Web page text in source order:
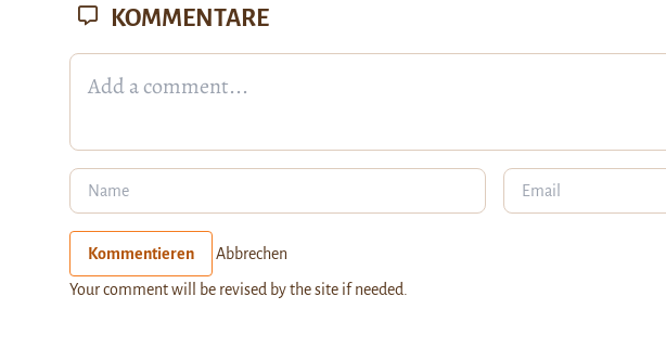
KOMMENTARE
Kommentieren Abbrechen
Your comment will be revised by the site if needed.